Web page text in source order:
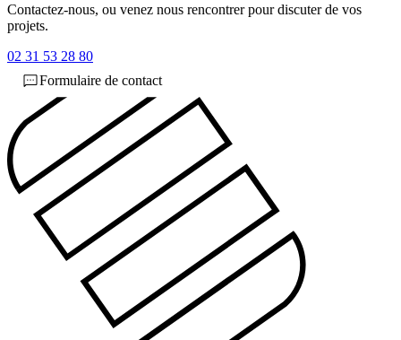
Contactez-nous, ou venez nous rencontrer pour discuter de vos
projets.
02 31 53 28 80
Formulaire de contact